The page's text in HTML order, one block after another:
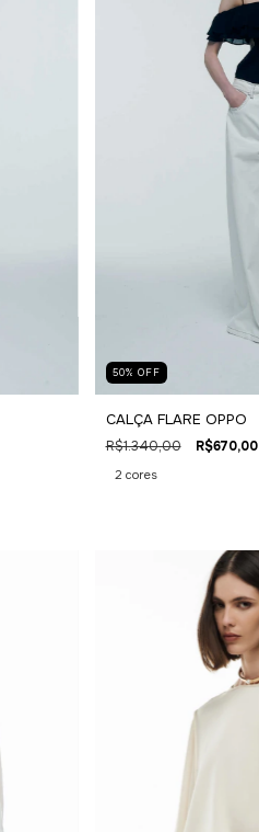
50% OFF
CALÇA FLARE OPPO
R$1.340,00 R$670,00
2 cores